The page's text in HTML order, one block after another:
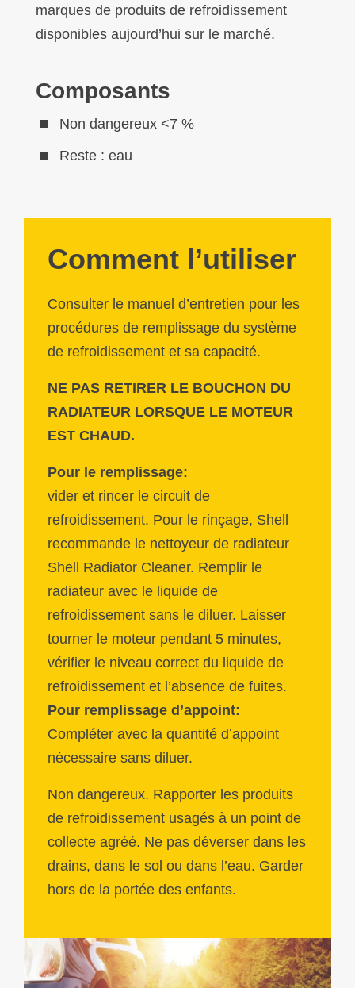
marques de produits de refroidissement
disponibles aujourd’hui sur le marché.
Composants
Non dangereux <7 %
Reste : eau
Comment l’utiliser
Consulter le manuel d’entretien pour les
procédures de remplissage du système
de refroidissement et sa capacité.
NE PAS RETIRER LE BOUCHON DU
RADIATEUR LORSQUE LE MOTEUR
EST CHAUD.
Pour le remplissage:
vider et rincer le circuit de
refroidissement. Pour le rinçage, Shell
recommande le nettoyeur de radiateur
Shell Radiator Cleaner. Remplir le
radiateur avec le liquide de
refroidissement sans le diluer. Laisser
tourner le moteur pendant 5 minutes,
vérifier le niveau correct du liquide de
refroidissement et l’absence de fuites.
Pour remplissage d’appoint:
Compléter avec la quantité d’appoint
nécessaire sans diluer.
Non dangereux. Rapporter les produits
de refroidissement usagés à un point de
collecte agréé. Ne pas déverser dans les
drains, dans le sol ou dans l’eau. Garder
hors de la portée des enfants.